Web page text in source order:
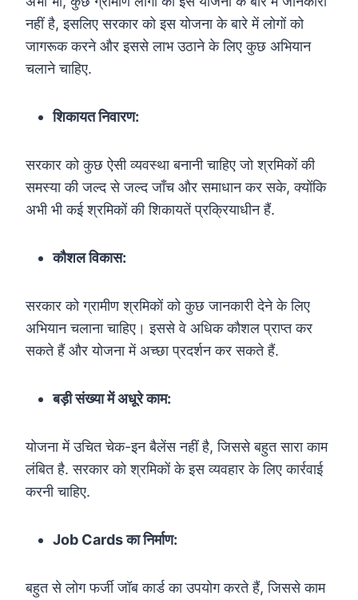
नहीं है, इसलिए सरकार को इस योजना के बारे में लोगों को
जागरूक करने और इससे लाभ उठाने के लिए कुछ अभियान
चलाने चाहिए.
शिकायत निवारण:
सरकार को कुछ ऐसी व्यवस्था बनानी चाहिए जो श्रमिकों की
समस्या की जल्द से जल्द जाँच और समाधान कर सके, क्योंकि
अभी भी कई श्रमिकों की शिकायतें प्रक्रियाधीन हैं.
कौशल विकास:
सरकार को ग्रामीण श्रमिकों को कुछ जानकारी देने के लिए
अभियान चलाना चाहिए। इससे वे अधिक कौशल प्राप्त कर
सकते हैं और योजना में अच्छा प्रदर्शन कर सकते हैं.
बड़ी संख्या में अधूरे काम:
योजना में उचित चेक-इन बैलेंस नहीं है, जिससे बहुत सारा काम
लंबित है. सरकार को श्रमिकों के इस व्यवहार के लिए कार्रवाई
करनी चाहिए.
Job Cards का निर्माण:
बहुत से लोग फर्जी जॉब कार्ड का उपयोग करते हैं, जिससे काम